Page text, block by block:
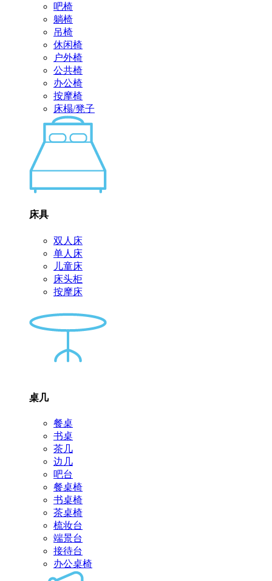
吧椅
躺椅
吊椅
休闲椅
户外椅
公共椅
办公椅
按摩椅
床榻/凳子
床具
双人床
单人床
儿童床
床头柜
按摩床
桌几
餐桌
书桌
茶几
边几
吧台
餐桌椅
书桌椅
茶桌椅
梳妆台
端景台
接待台
办公桌椅